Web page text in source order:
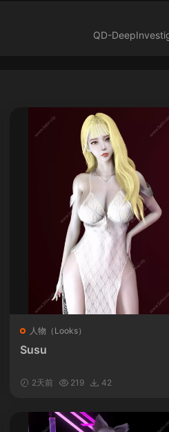
QD-
人物（Looks）
Susu
2天前 219 42